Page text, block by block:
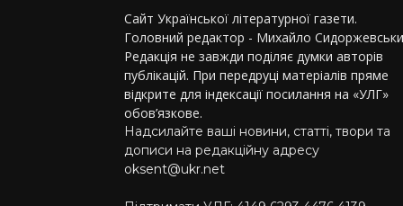
Сайт Української літературної газети.
Головний редактор - Михайло
Редакція не завжди поділяє думки авторів
публікацій. При передруці матеріалів пряме
відкрите для індексації посилання на «УЛГ»
обов’язкове.
Надсилайте ваші новини, статті, твори та
дописи на редакційну адресу
oksent@ukr.net